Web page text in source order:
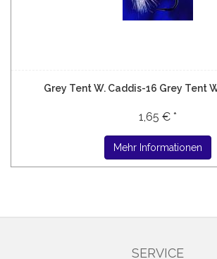
Grey Tent W. Caddis-16 Grey Tent
1,65 € *
Mehr Informationen
SERVICE